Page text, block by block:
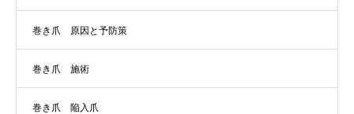
巻き爪 原因と予防策
巻き爪 施術
巻き爪 陥入爪